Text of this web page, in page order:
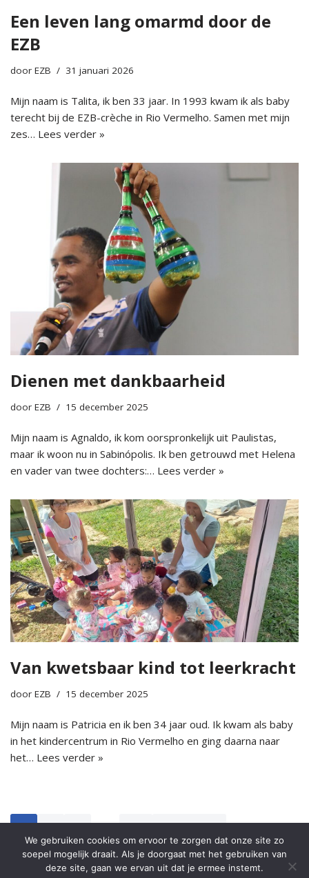
Een leven lang omarmd door de
EZB
door EZB 31 januari 2026
Mijn naam is Talita, ik ben 33 jaar. In 1993 kwam ik als baby
terecht bij de EZB-crèche in Rio Vermelho. Samen met mijn
zes… Lees verder »
Dienen met dankbaarheid
door EZB 15 december 2025
Mijn naam is Agnaldo, ik kom oorspronkelijk uit Paulistas,
maar ik woon nu in Sabinópolis. Ik ben getrouwd met Helena
en vader van twee dochters:… Lees verder »
Van kwetsbaar kind tot leerkracht
door EZB 15 december 2025
Mijn naam is Patricia en ik ben 34 jaar oud. Ik kwam als baby
in het kindercentrum in Rio Vermelho en ging daarna naar
het… Lees verder »
1 2 3 … 39 Volgende »
We gebruiken cookies om ervoor te zorgen dat onze site zo
soepel mogelijk draait. Als je doorgaat met het gebruiken van
deze site, gaan we ervan uit dat je ermee instemt.